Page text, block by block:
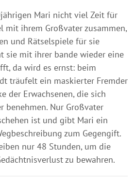
Mari nicht viel Zeit für
mit ihrem Großvater zusammen,
und Rätselspiele für sie
sie mit ihrer bande wieder eine
da wird es ernst: beim
träufelt ein maskierter Fremder
der Erwachsenen, die sich
benehmen. Nur Großvater
ist und gibt Mari ein
zum Gegengift.
nur 48 Stunden, um die
zu bewahren.